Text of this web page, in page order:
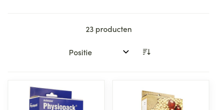
23producten
Sorteer op: